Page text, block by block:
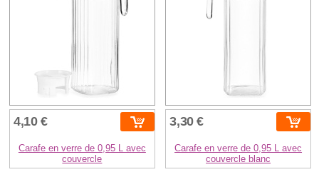
4,10 €
Carafe en verre de 0,95 L avec
couvercle
3,30 €
Carafe en verre de 0,95 L avec
couvercle blanc